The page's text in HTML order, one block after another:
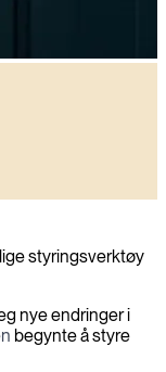
styringsverktøy
nye endringer i
begynte å styre